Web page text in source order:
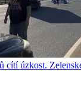
cítí úzkost.